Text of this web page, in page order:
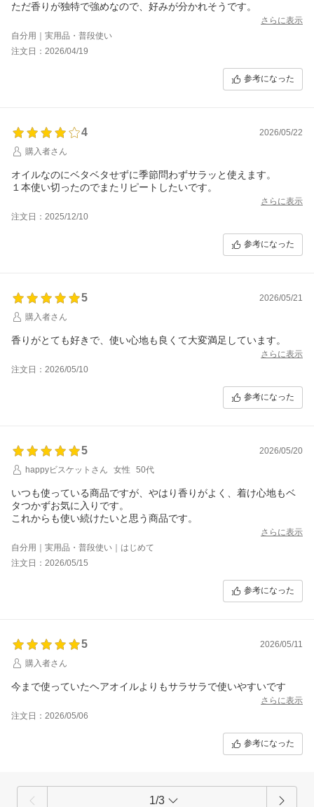
さらに表示
自分用｜実用品・普段使い
注文日：2026/04/19
参考になった
4
2026/05/22
購入者さん
オイルなのにベタベタせずに季節問わずサラッと使えます。
１本使い切ったのでまたリピートしたいです。
さらに表示
注文日：2025/12/10
参考になった
5
2026/05/21
購入者さん
香りがとても好きで、使い心地も良くて大変満足しています。
さらに表示
注文日：2026/05/10
参考になった
5
2026/05/20
happyビスケットさん
女性 50代
いつも使っている商品ですが、やはり香りがよく、着け心地もベ
タつかずお気に入りです。
さらに表示
自分用｜実用品・普段使い｜はじめて
注文日：2026/05/15
参考になった
5
2026/05/11
購入者さん
今まで使っていたヘアオイルよりもサラサラで使いやすいです
さらに表示
注文日：2026/05/06
参考になった
1/3